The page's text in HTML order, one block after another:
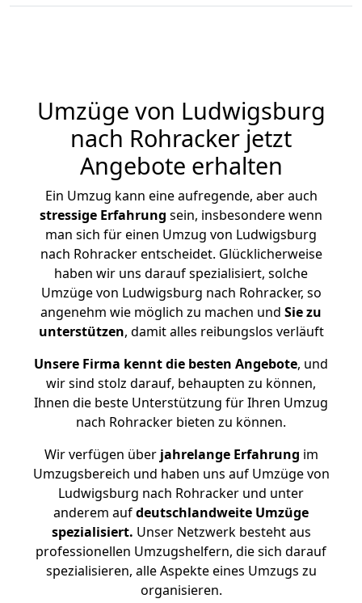
Umzüge von Ludwigsburg
nach Rohracker jetzt
Angebote erhalten
Ein Umzug kann eine aufregende, aber auch
stressige Erfahrung sein, insbesondere wenn
man sich für einen Umzug von Ludwigsburg
nach Rohracker entscheidet. Glücklicherweise
haben wir uns darauf spezialisiert, solche
Umzüge von Ludwigsburg nach Rohracker, so
angenehm wie möglich zu machen und Sie zu
unterstützen, damit alles reibungslos verläuft
Unsere Firma kennt die besten Angebote, und
wir sind stolz darauf, behaupten zu können,
Ihnen die beste Unterstützung für Ihren Umzug
nach Rohracker bieten zu können.
Wir verfügen überjahrelange Erfahrung im
Umzugsbereich und haben uns auf Umzüge von
Ludwigsburg nach Rohracker und unter
anderem aufdeutschlandweite Umzüge
spezialisiert. Unser Netzwerk besteht aus
professionellen Umzugshelfern, die sich darauf
spezialisieren, alle Aspekte eines Umzugs zu
organisieren.